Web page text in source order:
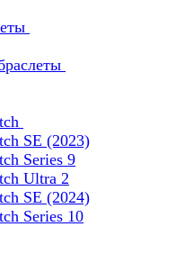
SE (2023)
Series 9
Ultra 2
SE (2024)
Series 10